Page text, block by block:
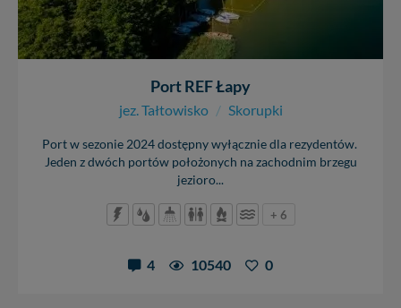
Port REF Łapy
jez. Tałtowisko / Skorupki
Port w sezonie 2024 dostępny wyłącznie dla rezydentów.
Jeden z dwóch portów położonych na zachodnim brzegu
jezioro...
+ 6
4 10540 0